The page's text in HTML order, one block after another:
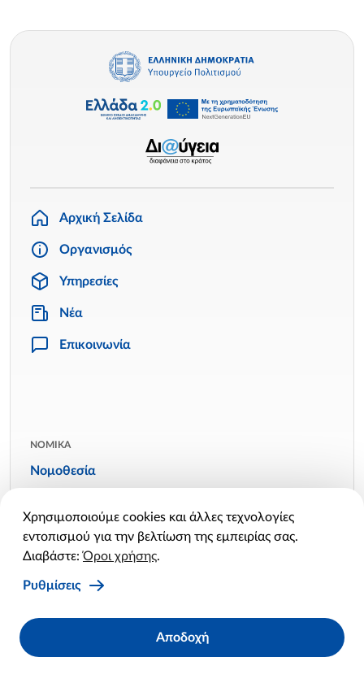
Αρχική Σελίδα
Οργανισμός
Υπηρεσίες
Νέα
Επικοινωνία
ΝΟΜΙΚΑ
Νομοθεσία
Πολιτική απορρήτου
Πολιτική cookies
TwitterLinkedinInstagram
Χρησιμοποιούμε cookies και άλλες τεχνολογίες
εντοπισμού για την βελτίωση της εμπειρίας σας.
Διαβάστε:Όροι χρήσης.
Ρυθμίσεις
Αποδοχή